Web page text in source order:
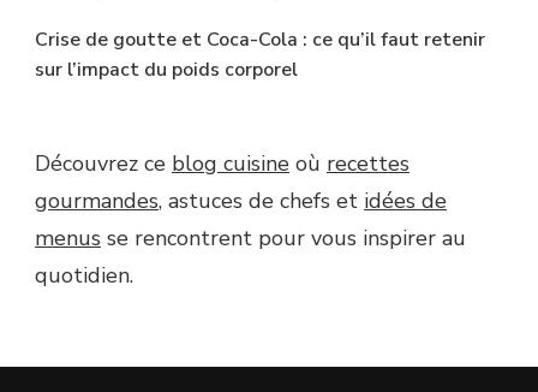
Crise de goutte et Coca-Cola : ce qu’il faut retenir
sur l’impact du poids corporel
Découvrez ce blog cuisine où recettes
gourmandes, astuces de chefs et idées de
menus se rencontrent pour vous inspirer au
quotidien.